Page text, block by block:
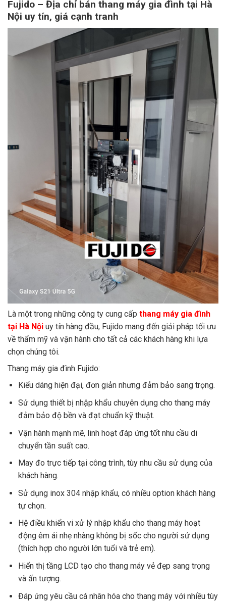
Fujido – Địa chỉ bán thang máy gia đình tại Hà
Nội uy tín, giá cạnh tranh
Là một trong những công ty cung cấp thang máy gia đình
tại Hà Nội uy tín hàng đầu, Fujido mang đến giải pháp tối ưu
về thẩm mỹ và vận hành cho tất cả các khách hàng khi lựa
chọn chúng tôi.
Thang máy gia đình Fujido:
Kiểu dáng hiện đại, đơn giản nhưng đảm bảo sang trọng.
Sử dụng thiết bị nhập khẩu chuyên dụng cho thang máy
đảm bảo độ bền và đạt chuẩn kỹ thuật.
Vận hành mạnh mẽ, linh hoạt đáp ứng tốt nhu cầu di
chuyển tần suất cao.
May đo trực tiếp tại công trình, tùy nhu cầu sử dụng của
khách hàng.
Sử dụng inox 304 nhập khẩu, có nhiều option khách hàng
tự chọn.
Hệ điều khiển vi xử lý nhập khẩu cho thang máy hoạt
động êm ái nhẹ nhàng không bị sốc cho người sử dụng
(thích hợp cho người lớn tuổi và trẻ em).
Hiển thị tầng LCD tạo cho thang máy vẻ đẹp sang trọng
và ấn tượng.
Đáp ứng yêu cầu cá nhân hóa cho thang máy với nhiều tùy